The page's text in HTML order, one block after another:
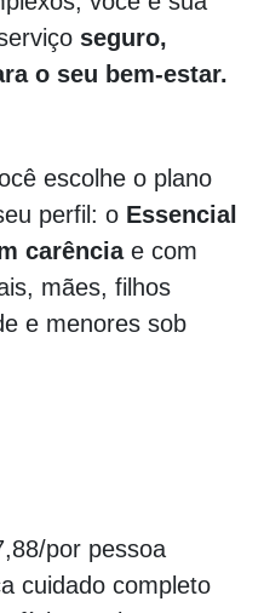
seguro,
o seu bem-estar.
escolhe o plano
perfil: o Essencial
carênciae com
mães, filhos
e menores sob
por pessoa
cuidado completo